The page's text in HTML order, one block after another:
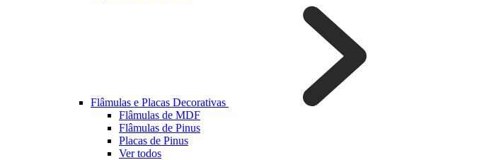
Flâmulas e Placas Decorativas
Flâmulas de MDF
Flâmulas de Pinus
Placas de Pinus
Ver todos